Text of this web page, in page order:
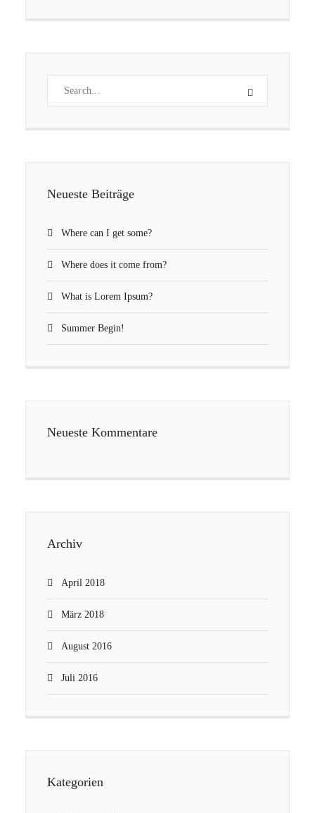
Neueste Beiträge
Where can I get some?
Where does it come from?
What is Lorem Ipsum?
Summer Begin!
Neueste Kommentare
Archiv
April 2018
März 2018
August 2016
Juli 2016
Kategorien